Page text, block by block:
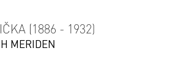
(1886 - 1932)
MERIDEN